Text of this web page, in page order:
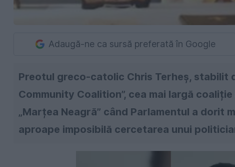
Adaugă-ne ca sursă preferată în Google
Preotul greco-catolic Chris Terheș, stabilit
Community Coalition”, cea mai largă
„Marțea Neagră” când Parlamentul a dorit
aproape imposibilă cercetarea unui